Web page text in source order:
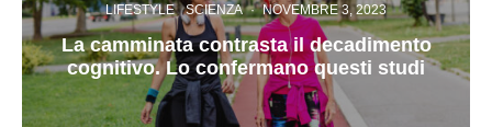
LIFESTYLE SCIENZA · NOVEMBRE 3, 2023
La camminata contrasta il decadimento
cognitivo. Lo confermano questi studi